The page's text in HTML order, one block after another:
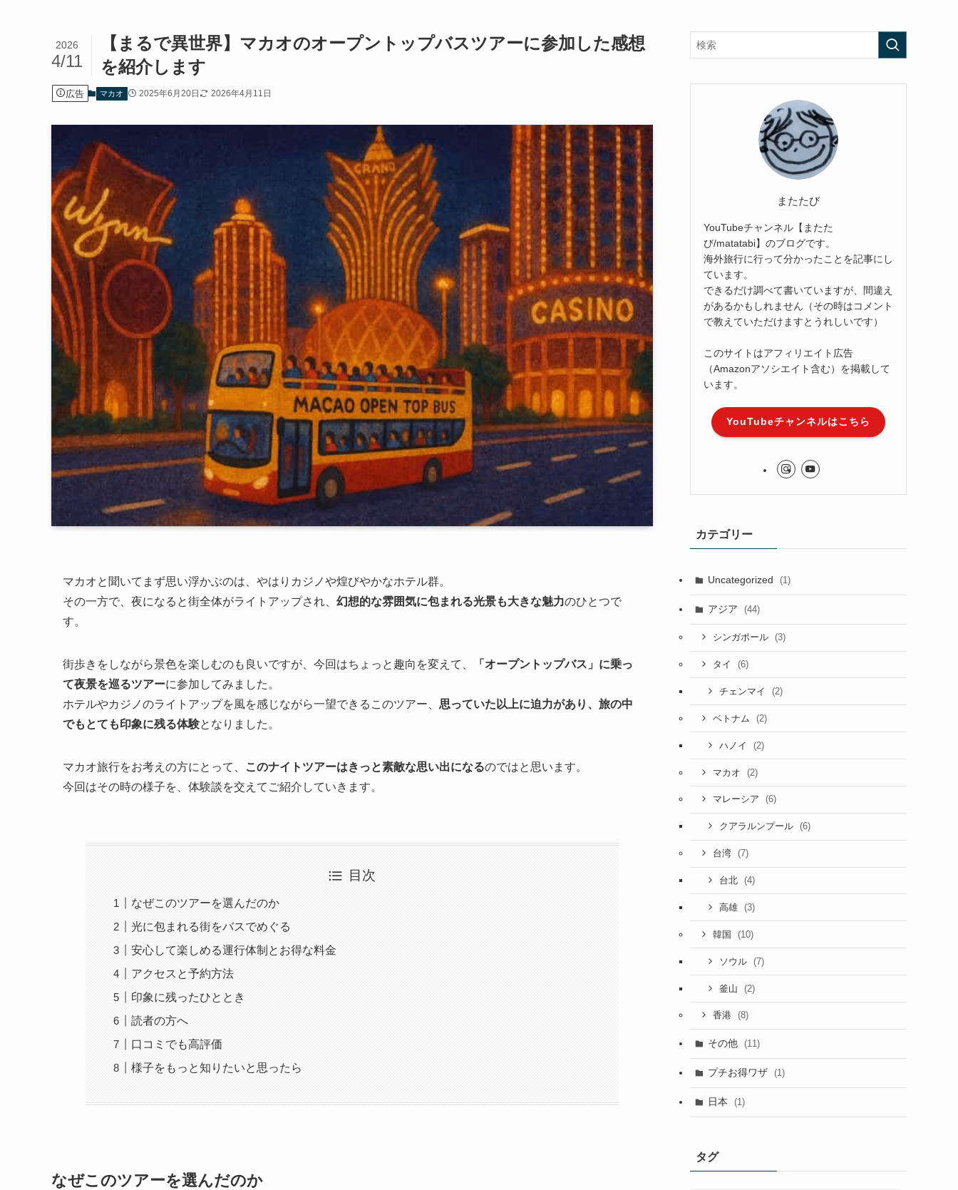
【まるで異世界】マカオのオープントップバスツアーに参加した感想
を紹介します
2026
4/11
広告 マカオ 2025年6月20日 2026年4月11日
マカオと聞いてまず思い浮かぶのは、やはりカジノや煌びやかなホテル群。
その一方で、夜になると街全体がライトアップされ、 幻想的な雰囲気に包まれる光景も大きな魅力のひとつで
す。
街歩きをしながら景色を楽しむのも良いですが、今回はちょっと趣向を変えて、
「オープントップバス」に乗っ
て夜景を巡るツアーに参加してみました。
ホテルやカジノのライトアップを風を感じながら一望できるこのツアー、 思っていた以上に迫力があり、旅の中
でもとても印象に残る体験となりました。
マカオ旅行をお考えの方にとって、 このナイトツアーはきっと素敵な思い出になるのではと思います。
今回はその時の様子を、体験談を交えてご紹介していきます。
目次
なぜこのツアーを選んだのか
光に包まれる街をバスでめぐる
安心して楽しめる運行体制とお得な料金
アクセスと予約方法
印象に残ったひととき
読者の方へ
口コミでも高評価
様子をもっと知りたいと思ったら
なぜこのツアーを選んだのか
またたび
YouTubeチャンネル【またた
び/matatabi】のブログです。
海外旅行に行って分かったことを記事にし
ています。
できるだけ調べて書いていますが、間違え
があるかもしれません（その時はコメント
で教えていただけますとうれしいです）
このサイトはアフィリエイト広告
（Amazonアソシエイト含む）を掲載して
います。
YouTubeチャンネルはこちら
カテゴリー
Uncategorized (1)
アジア (44)
シンガポール (3)
タイ (6)
チェンマイ (2)
ベトナム (2)
ハノイ (2)
マカオ (2)
マレーシア (6)
クアラルンプール (6)
台湾 (7)
台北 (4)
高雄 (3)
韓国 (10)
ソウル (7)
釜山 (2)
香港 (8)
その他 (11)
プチお得ワザ (1)
日本 (1)
タグ